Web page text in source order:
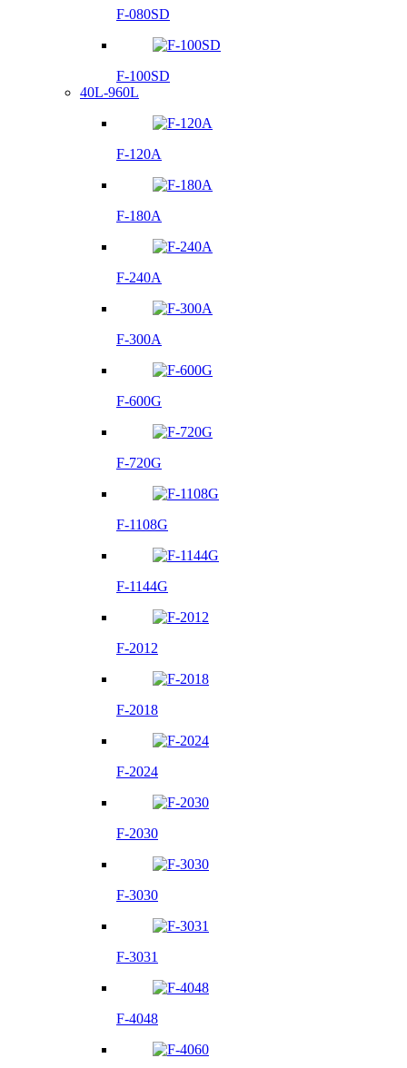
F-080SD
F-100SD
40L-960L
F-120A
F-180A
F-240A
F-300A
F-600G
F-720G
F-1108G
F-1144G
F-2012
F-2018
F-2024
F-2030
F-3030
F-3031
F-4048